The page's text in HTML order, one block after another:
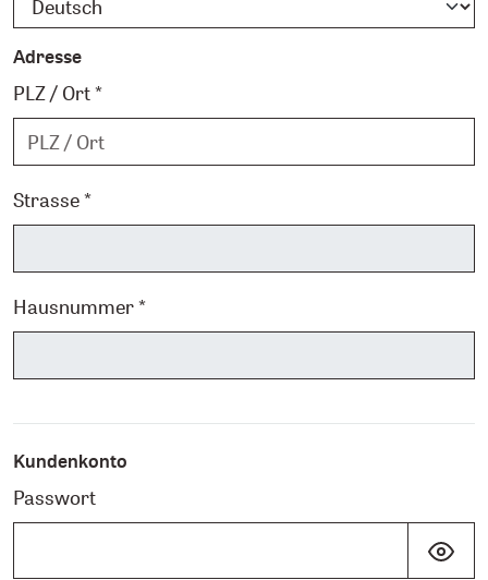
Adresse
PLZ / Ort *
Strasse *
Hausnummer *
Kundenkonto
Passwort